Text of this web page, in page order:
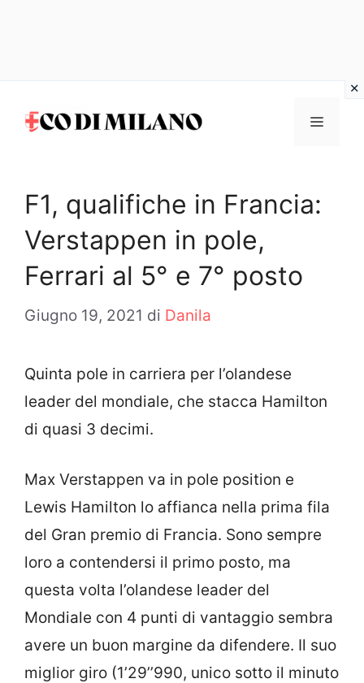
MENU
F1, qualifiche in Francia:
Verstappen in pole,
Ferrari al 5° e 7° posto
Giugno 19, 2021 di Danila
Quinta pole in carriera per l’olandese
leader del mondiale, che stacca Hamilton
di quasi 3 decimi.
Max Verstappen va in pole position e
Lewis Hamilton lo affianca nella prima fila
del Gran premio di Francia. Sono sempre
loro a contendersi il primo posto, ma
questa volta l’olandese leader del
Mondiale con 4 punti di vantaggio sembra
avere un buon margine da difendere. Il suo
miglior giro (1’29’’990, unico sotto il minuto